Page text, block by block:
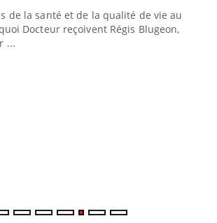
de la santé et de la qualité de vie au
Docteur reçoivent Régis Blugeon,
...